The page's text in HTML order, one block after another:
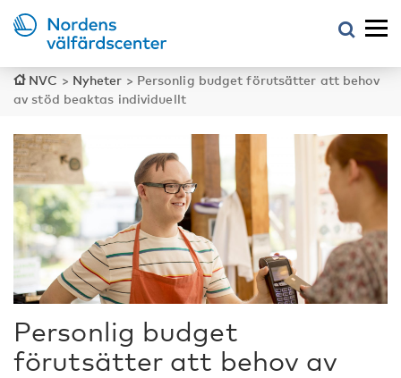
NVC > Nyheter > Personlig budget förutsätter att behov
av stöd beaktas individuellt
Personlig budget
förutsätter att behov av